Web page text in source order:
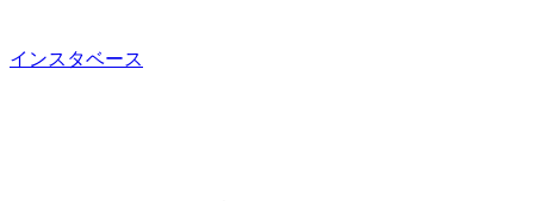
インスタベース